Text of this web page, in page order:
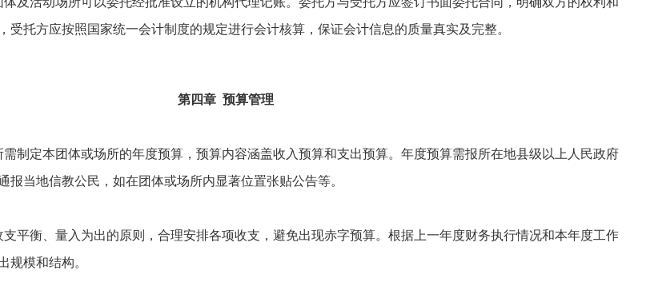
受托方应按照国家统一会计制度的规定进行会计核算，保证会计信息的质量真实及完整。
第四章 预算管理
制定本团体或场所的年度预算，预算内容涵盖收入预算和支出预算。年度预算需报所在地县级以上人民政府
报当地信教公民，如在团体或场所内显著位置张贴公告等。
平衡、量入为出的原则，合理安排各项收支，避免出现赤字预算。根据上一年度财务执行情况和本年度工作
规模和结构。